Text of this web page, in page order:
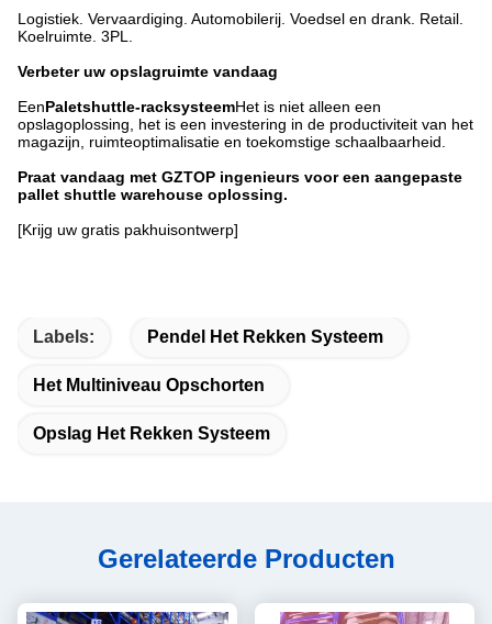
Logistiek. Vervaardiging. Automobilerij. Voedsel en drank. Retail.
Koelruimte. 3PL.
Verbeter uw opslagruimte vandaag
EenPaletshuttle-racksysteemHet is niet alleen een
opslagoplossing, het is een investering in de productiviteit van het
magazijn, ruimteoptimalisatie en toekomstige schaalbaarheid.
Praat vandaag met GZTOP ingenieurs voor een aangepaste
pallet shuttle warehouse oplossing.
[Krijg uw gratis pakhuisontwerp]
Labels: Pendel Het Rekken Systeem
Het Multiniveau Opschorten
Opslag Het Rekken Systeem
Gerelateerde Producten